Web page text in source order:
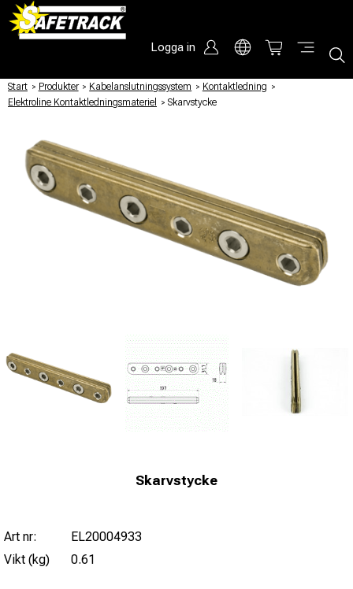
Logga in
Start / Produkter / Kabelanslutningssystem / Kontaktledning /
Elektroline Kontaktledningsmateriel
/ Skarvstycke
Skarvstycke
Art nr:
EL20004933
Vikt (kg)
0.61